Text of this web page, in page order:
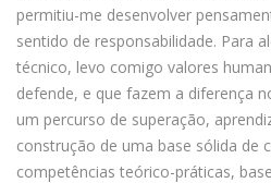
permitiu-me desenvolver
sentido de responsabilidade. Para
técnico, levo comigo valores
defende, e que fazem a diferença
um percurso de superação,
construção de uma base sólida de
competências teórico-práticas,